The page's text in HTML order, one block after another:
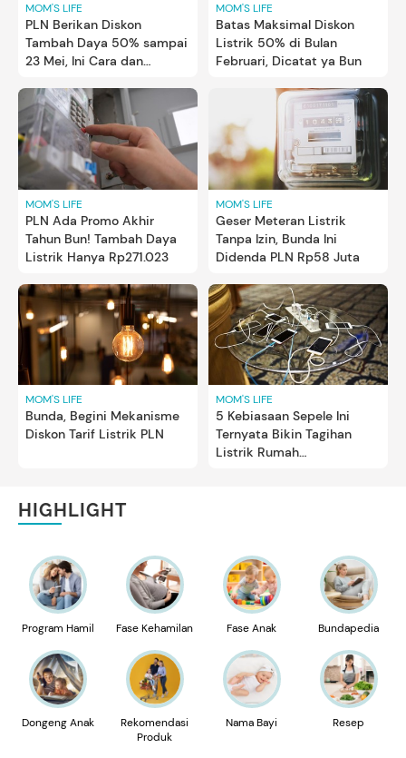
MOM'S LIFE
PLN Berikan Diskon
Tambah Daya 50% sampai
23 Mei, Ini Cara dan
MOM'S LIFE
Batas Maksimal Diskon
Listrik 50% di Bulan
Februari, Dicatat ya Bun
MOM'S LIFE
PLN Ada Promo Akhir
Tahun Bun! Tambah Daya
Listrik Hanya Rp271.023
MOM'S LIFE
Geser Meteran Listrik
Tanpa Izin, Bunda Ini
Didenda PLN Rp58 Juta
MOM'S LIFE
Bunda, Begini Mekanisme
Diskon Tarif Listrik PLN
MOM'S LIFE
5 Kebiasaan Sepele Ini
Ternyata Bikin Tagihan
Listrik Rumah
HIGHLIGHT
Program Hamil Fase Kehamilan Fase Anak Bundapedia
Dongeng Anak
Rekomendasi
Produk
Nama Bayi Resep